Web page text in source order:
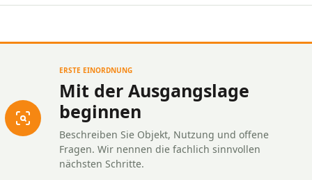
ERSTE EINORDNUNG
Mit der Ausgangslage
beginnen
Beschreiben Sie Objekt, Nutzung und offene
Fragen. Wir nennen die fachlich sinnvollen
nächsten Schritte.